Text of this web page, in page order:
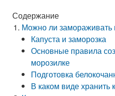
Содержание
Можно ли замораживать
Капуста и заморозка
Основные правила
морозилке
Подготовка
В каком виде хранить